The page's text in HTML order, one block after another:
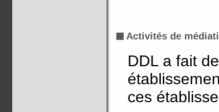
Activités de
DDL a fait
ces